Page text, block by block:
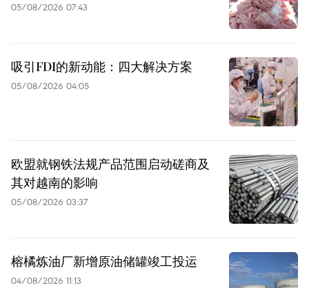
05/08/2026 07:43
吸引FDI的新动能：四大解决方案
05/08/2026 04:05
欧盟就钢铁法规产品范围启动磋商及
其对越南的影响
05/08/2026 03:37
榕橘炼油厂新增原油储罐竣工投运
04/08/2026 11:13